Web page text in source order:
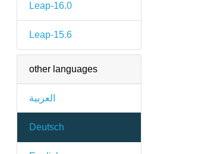
Leap-16.0
Leap-15.6
other languages
العربية
Deutsch